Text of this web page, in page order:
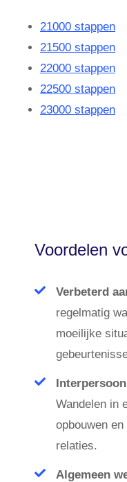
21000 stappen
21500 stappen
22000 stappen
22500 stappen
23000 stappen
Voordelen
Verbeterd
regelmatig
moeilijke
Wandelen in
opbouwen
relaties.
Algemeen